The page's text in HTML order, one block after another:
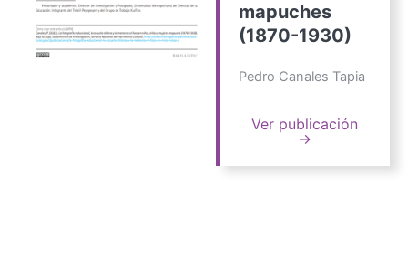
mapuches
(1870-1930)
Pedro Canales Tapia
Ver publicación
→